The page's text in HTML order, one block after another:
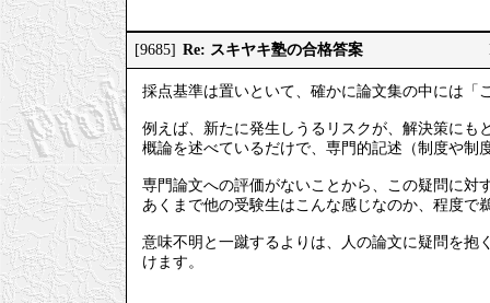
[9685] Re: スキヤキ塾の合格答案
採点基準は置いといて、確かに論文集の中には「
例えば、新たに発生しうるリスクが、解決策にも
概論を述べているだけで、専門的記述（制度や制
専門論文への評価がないことから、この疑問に対
あくまで他の受験生はこんな感じなのか、程度で
意味不明と一蹴するよりは、人の論文に疑問を抱
けます。